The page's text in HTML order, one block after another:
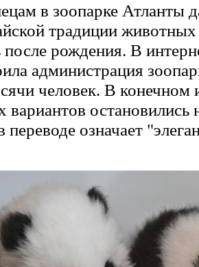
в зоопарке Атланты
традиции
рождения. В
администрация
человек. В конечном
вариантов остановились
означает